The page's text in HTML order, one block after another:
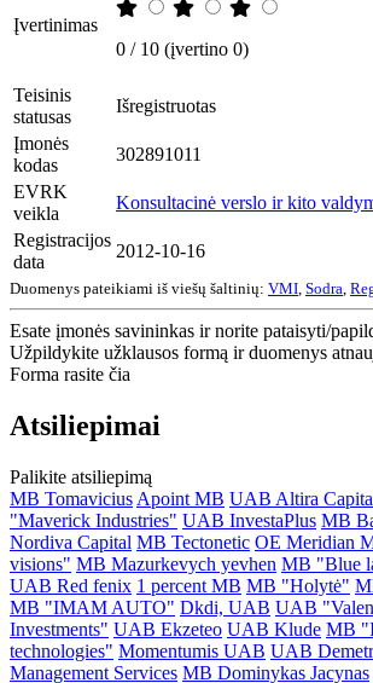
Įvertinimas
0 / 10 (įvertino 0)
Teisinis
statusas
Išregistruotas
Įmonės
kodas
302891011
EVRK
veikla
Konsultacinė verslo ir kito
Registracijos
data
2012-10-16
Duomenys pateikiami iš viešų šaltinių: VMI Sodra
Esate įmonės savininkas ir norite pataisyti/
Užpildykite užklausos formą ir duomenys
Forma rasite čia
Atsiliepimai
Palikite atsiliepimą
MB Tomavicius Apoint MB UAB Altira
"Maverick Industries" UAB InvestaPlus MB
Nordiva Capital MB Tectonetic OE Meridian
visions" MB Mazurkevych yevhen MB "Blue
UAB Red fenix 1 percent MB MB "Holytė"
MB "IMAM AUTO" Dkdi, UAB UAB
Investments" UAB Ekzeteo UAB Klude MB
technologies" Momentumis UAB UAB
Management Services MB Dominykas Jacynas